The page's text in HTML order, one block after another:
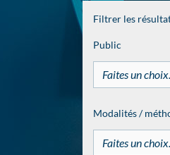
Filtrer les
Public
Faites un
Modalités /
Faites un